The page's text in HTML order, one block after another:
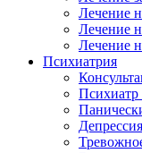
Лечение
Лечение
Лечение
Психиатрия
Психиатр
Депрессия